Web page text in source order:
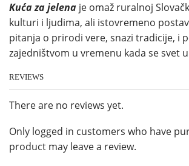
Kuća za jelena je omaž ruralnoj
kulturi i ljudima, ali istovremeno
pitanja o prirodi vere, snazi tradicije, i
zajedništvom u vremenu kada se svet
REVIEWS
There are no reviews yet.
Only logged in customers who have
product may leave a review.